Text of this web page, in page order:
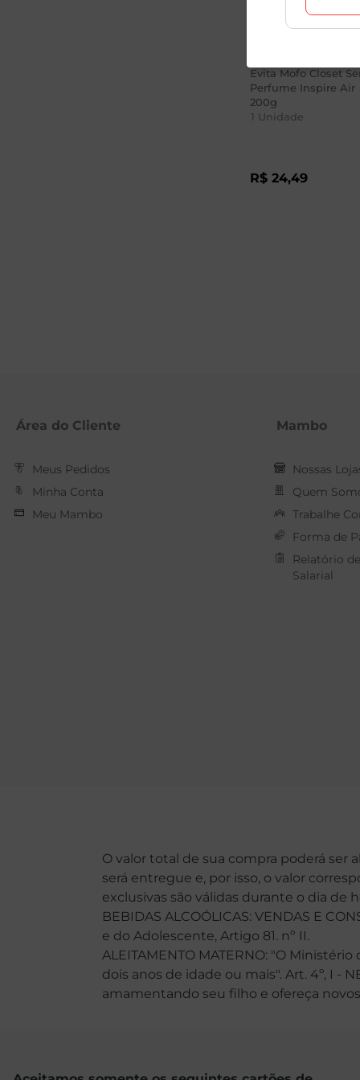
Evita Mofo Closet
Perfume Inspire Air
200g
1 Unidade
R$ 24,49
Área do Cliente
Meus Pedidos
Minha Conta
Meu Mambo
Mambo
Nossas
Quem
Trabalhe
Forma de
Relatório
Salarial
O valor total de sua compra poderá ser
será entregue e, por isso, o valor
exclusivas são válidas durante o dia de
BEBIDAS ALCOÓLICAS: VENDAS E
e do Adolescente, Artigo 81. nº II.
ALEITAMENTO MATERNO: "O
dois anos de idade ou mais". Art. 4º, I -
amamentando seu filho e ofereça novos